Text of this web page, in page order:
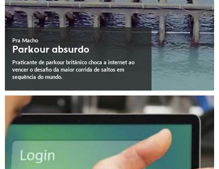
Pra Macho
Parkour absurdo
Praticante de parkour britânico choca a internet ao
vencer o desafio da maior corrida de saltos em
sequência do mundo.